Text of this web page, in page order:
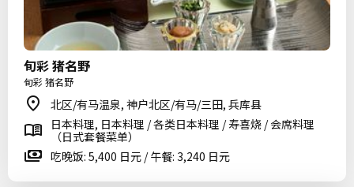
旬彩 猪名野
旬彩 猪名野
北区/有马温泉, 神户北区/有马/三田, 兵库县
日本料理, 日本料理 / 各类日本料理 / 寿喜烧 / 会席料理
（日式套餐菜单）
吃晚饭: 5,400 日元 / 午餐: 3,240 日元